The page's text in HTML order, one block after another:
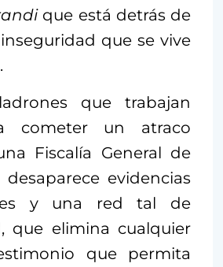
que está detrás de
que se vive
que trabajan
cometer un atraco
Fiscalía General de
evidencias
y una red tal de
que elimina cualquier
que permita